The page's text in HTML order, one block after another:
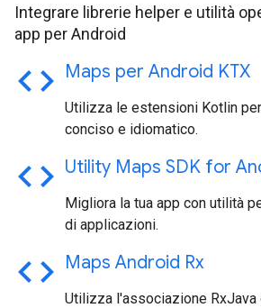
Integrare librerie helper e utilità
app per Android
code Maps per Android KTX
Utilizza le estensioni Kotlin
conciso e idiomatico.
code Utility Maps SDK for
Migliora la tua app con utilità
di applicazioni.
code Maps Android Rx
Utilizza l'associazione RxJava